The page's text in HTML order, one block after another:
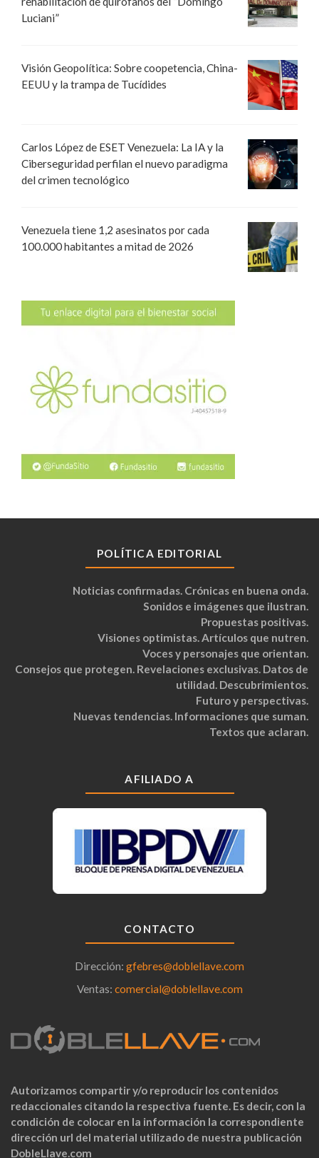
Luciani”
Visión Geopolítica: Sobre coopetencia, China-
EEUU y la trampa de Tucídides
Carlos López de ESET Venezuela: La IA y la
Ciberseguridad perfilan el nuevo paradigma
del crimen tecnológico
Venezuela tiene 1,2 asesinatos por cada
100.000 habitantes a mitad de 2026
POLÍTICA EDITORIAL
Noticias confirmadas. Crónicas en buena onda.
Sonidos e imágenes que ilustran.
Propuestas positivas.
Visiones optimistas. Artículos que nutren.
Voces y personajes que orientan.
Consejos que protegen. Revelaciones exclusivas. Datos de
utilidad. Descubrimientos.
Futuro y perspectivas.
Nuevas tendencias. Informaciones que suman.
Textos que aclaran.
AFILIADO A
CONTACTO
Dirección: gfebres@doblellave.com
Ventas: comercial@doblellave.com
Autorizamos compartir y/o reproducir los contenidos
redaccionales citando la respectiva fuente. Es decir, con la
condición de colocar en la información la correspondiente
dirección url del material utilizado de nuestra publicación
DobleLlave.com